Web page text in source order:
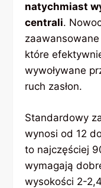
natychmiast
centrali.
które
wywoływane
ruch zasłon.
Standardowy
wynosi od 12
to najczęściej
wymagają
wysokości 2-